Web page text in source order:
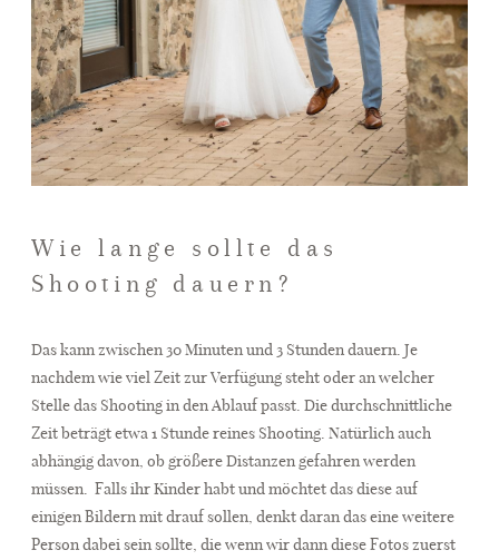
Wie lange sollte das
Shooting dauern?
Das kann zwischen 30 Minuten und 3 Stunden dauern. Je
nachdem wie viel Zeit zur Verfügung steht oder an welcher
Stelle das Shooting in den Ablauf passt. Die durchschnittliche
Zeit beträgt etwa 1 Stunde reines Shooting. Natürlich auch
abhängig davon, ob größere Distanzen gefahren werden
müssen. Falls ihr Kinder habt und möchtet das diese auf
einigen Bildern mit drauf sollen, denkt daran das eine weitere
Person dabei sein sollte, die wenn wir dann diese Fotos zuerst